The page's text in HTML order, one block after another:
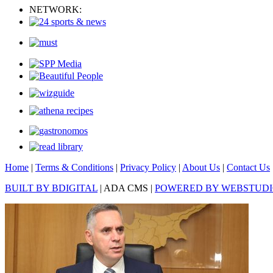
NETWORK:
Home | Terms & Conditions | Privacy Policy | About Us | Contact Us
BUILT BY BDIGITAL | ADA CMS | POWERED BY